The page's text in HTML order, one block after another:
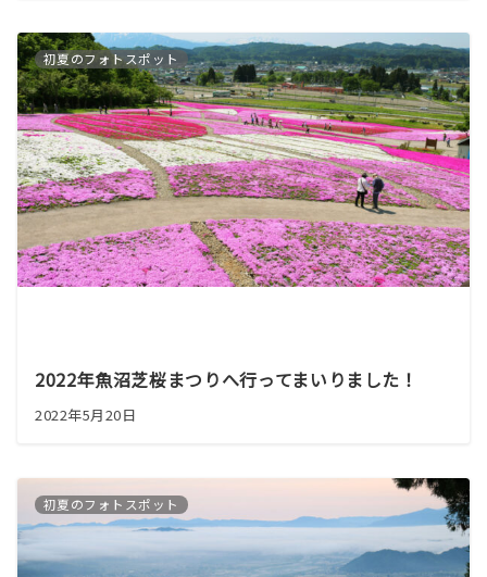
初夏のフォトスポット
2022年魚沼芝桜まつりへ行ってまいりました！
2022年5月20日
初夏のフォトスポット